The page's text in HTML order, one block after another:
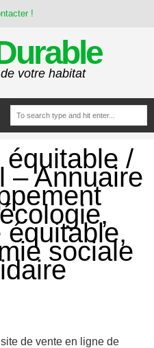
!
votre habitat
équitable /
– Annuaire
sociale
de vente en ligne de